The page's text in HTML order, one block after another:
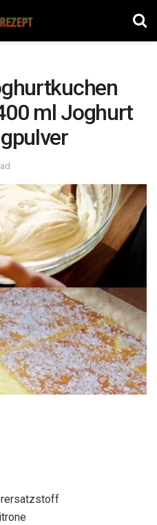
ml Joghurt